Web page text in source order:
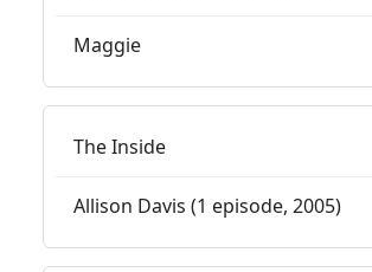
Maggie
The Inside
Allison Davis (1 episode, 2005)